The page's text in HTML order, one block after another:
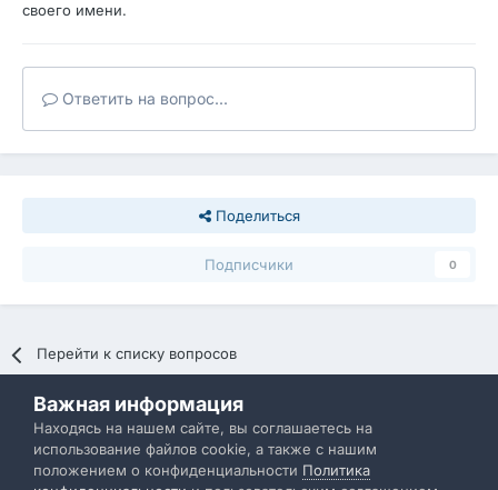
своего имени.
Ответить на вопрос...
Поделиться
Подписчики 0
Перейти к списку вопросов
Политика конфиденциальности Обратная связь
IBResource
Powered by Invision Community
Важная информация
Находясь на нашем сайте, вы соглашаетесь на
использование файлов cookie, а также с нашим
положением о конфиденциальности Политика